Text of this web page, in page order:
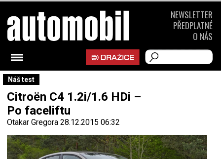
Náš test
Citroën C4 1.2i/1.6 HDi –
Po faceliftu
Otakar Gregora 28.12.2015 06:32
NEWSLETTER
PŘEDPLATNÉ
O NÁS